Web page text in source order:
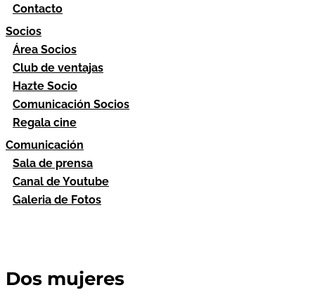
Contacto
Socios
Área Socios
Club de ventajas
Hazte Socio
Comunicación Socios
Regala cine
Comunicación
Sala de prensa
Canal de Youtube
Galeria de Fotos
Dos mujeres